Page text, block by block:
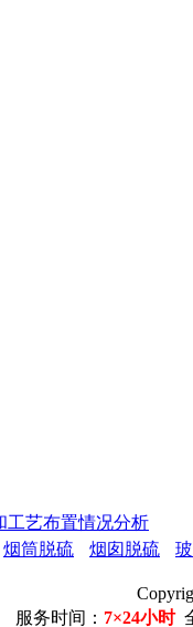
工艺布置情况分析
烟筒脱硫 烟囱脱硫
服务时间： 7×24小时